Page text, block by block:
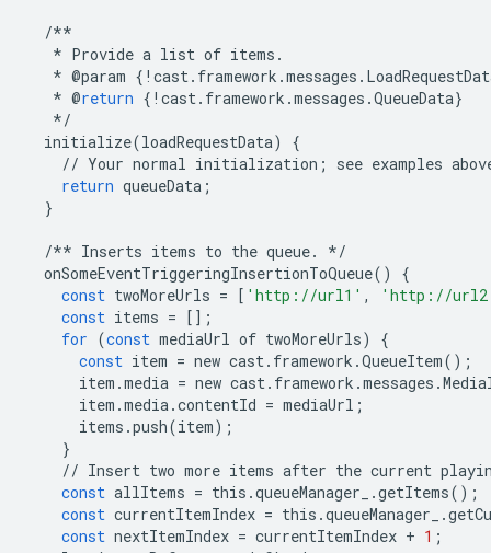
/**
* Provide a list of items .
* @param { ! cast. framework .messages .
* @return { ! cast. framework .messages .QueueData}
*/
initialize(loadRequestData)
{
// Your normal initialization ; see examples
return queueData ;
}
/** Inserts items to the queue.
*/
onSomeEventTriggeringInsertionToQueue()
{
const twoMoreUrls = [ 'http://url1' ,
'http://
const items = [];
for (const mediaUrl of twoMoreUrls)
{
const item = new cast. framework .QueueItem();
item .media = new cast. framework .messages .
item .media.contentId = mediaUrl ;
items .push(item);
}
// Insert two more items after the current
const allItems = this .queueManager_ .getItems();
const currentItemIndex = this .queueManager_ .
const nextItemIndex = currentItemIndex + 1 ;